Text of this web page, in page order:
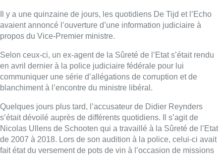
Il y a une quinzaine de jours, les quotidiens De Tijd et l’Echo
avaient annoncé l’ouverture d’une information judiciaire à
propos du Vice-Premier ministre.
Selon ceux-ci, un ex-agent de la Sûreté de l’Etat s’était rendu
en avril dernier à la police judiciaire fédérale pour lui
communiquer une série d’allégations de corruption et de
blanchiment à l’encontre du ministre libéral.
Quelques jours plus tard, l’accusateur de Didier Reynders
s’était dévoilé auprès de différents quotidiens. Il s’agit de
Nicolas Ullens de Schooten qui a travaillé à la Sûreté de l’Etat
de 2007 à 2018. Lors de son audition à la police, celui-ci avait
fait état du versement de pots de vin à l’occasion de missions